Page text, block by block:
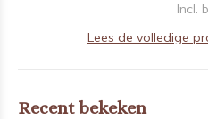
Incl.
Lees de volledige
Recent bekeken